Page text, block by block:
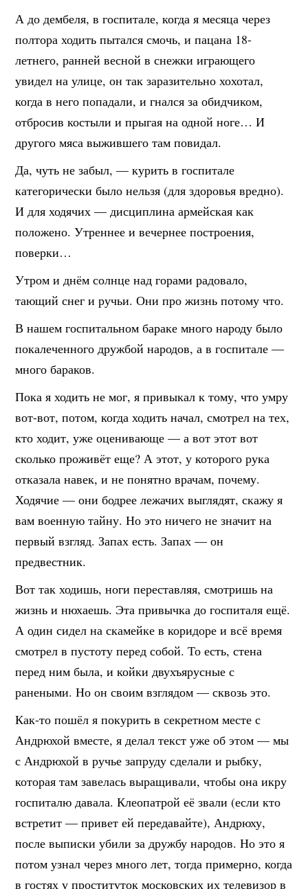
А до дембеля, в госпитале, когда я месяца через
полтора ходить пытался смочь, и пацана 18-
летнего, ранней весной в снежки играющего
увидел на улице, он так заразительно хохотал,
когда в него попадали, и гнался за обидчиком,
отбросив костыли и прыгая на одной ноге… И
другого мяса выжившего там повидал.
Да, чуть не забыл, — курить в госпитале
категорически было нельзя (для здоровья вредно).
И для ходячих — дисциплина армейская как
положено. Утреннее и вечернее построения,
поверки…
Утром и днём солнце над горами радовало,
тающий снег и ручьи. Они про жизнь потому что.
В нашем госпитальном бараке много народу было
покалеченного дружбой народов, а в госпитале —
много бараков.
Пока я ходить не мог, я привыкал к тому, что умру
вот-вот, потом, когда ходить начал, смотрел на тех,
кто ходит, уже оценивающе — а вот этот вот
сколько проживёт еще? А этот, у которого рука
отказала навек, и не понятно врачам, почему.
Ходячие — они бодрее лежачих выглядят, скажу я
вам военную тайну. Но это ничего не значит на
первый взгляд. Запах есть. Запах — он
предвестник.
Вот так ходишь, ноги переставляя, смотришь на
жизнь и нюхаешь. Эта привычка до госпиталя ещё.
А один сидел на скамейке в коридоре и всё время
смотрел в пустоту перед собой. То есть, стена
перед ним была, и койки двухъярусные с
ранеными. Но он своим взглядом — сквозь это.
Как-то пошёл я покурить в секретном месте с
Андрюхой вместе, я делал текст уже об этом — мы
с Андрюхой в ручье запруду сделали и рыбку,
которая там завелась выращивали, чтобы она икру
госпиталю давала. Клеопатрой её звали (если кто
встретит — привет ей передавайте), Андрюху,
после выписки убили за дружбу народов. Но это я
потом узнал через много лет, тогда примерно, когда
в гостях у проституток московских их телевизор в